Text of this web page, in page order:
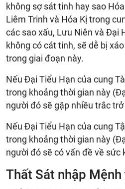
không sợ sát tinh hay sao
Liêm Trinh và Hóa Kị trong
các sao xấu, Lưu Niên và Đại
không có cát tinh, sẽ dễ bị
trong giai đoạn này.
Nếu Đại Tiểu Hạn của cung
trong khoảng thời gian này
người đó sẽ gặp nhiều trắc
Nếu Đại Tiểu Hạn của cung
trong khoảng thời gian này
người đó sẽ có vấn đề về sức
Thất Sát nhập Mệnh